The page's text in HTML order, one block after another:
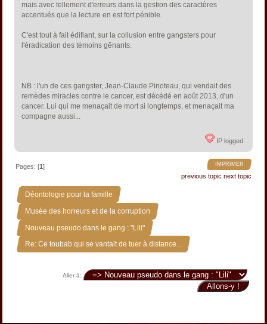
mais avec tellement d'erreurs dans la gestion des caractères
accentués que la lecture en est fort pénible.
C'est tout à fait édifiant, sur la collusion entre gangsters pour
l'éradication des témoins gênants.
NB : l'un de ces gangster, Jean-Claude Pinoteau, qui vendait des
remèdes miracles contre le cancer, est décédé en août 2013, d'un
cancer. Lui qui me menaçait de mort si longtemps, et menaçait ma
compagne aussi...
IP logged
IMPRIMER
Pages: [1]
previous topic next topic
Déontologie pour la famille »
Musée des horreurs et de la corruption »
Nouveau pseudo dans le gang : "Lili" »
Re: Ce toubab qui se vantait de tuer à distance...
Aller à: